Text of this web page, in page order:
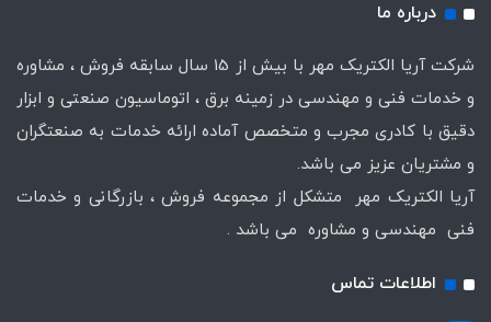
درباره ما
شرکت آریا الکتریک مهر با بیش از 15 سال سابقه فروش ، مشاوره
و خدمات فنی و مهندسی در زمینه برق ، اتوماسیون صنعتی و ابزار
دقیق با کادری مجرب و متخصص آماده ارائه خدمات به صنعتگران
و مشتریان عزیز می باشد.
آریا الکتریک مهر متشکل از مجموعه فروش ، بازرگانی و خدمات
فنی مهندسی و مشاوره می باشد .
اطلاعات تماس